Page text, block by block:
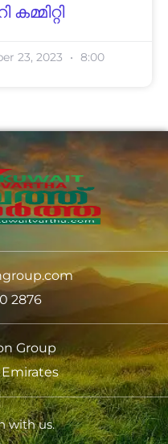
23, 2023
8:00
2876
Group
with us.